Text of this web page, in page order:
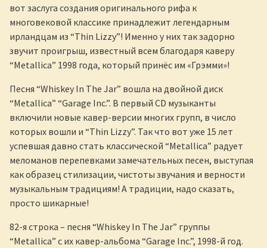
вот заслуга создания оригинального рифа к
многовековой классике принадлежит легендарным
ирландцам из “Thin Lizzy”! Именно у них так задорно
звучит проигрыш, известный всем благодаря каверу
“Metallica” 1998 года, который принёс им «Грэмми»!
Песня “Whiskey In The Jar” вошла на двойной диск
“Metallica” “Garage Inc.”. В первый CD музыканты
включили новые кавер-версии многих групп, в число
которых вошли и “Thin Lizzy”. Так что вот уже 15 лет
успевшая давно стать классической “Metallica” радует
меломанов перепевками замечательных песен, выступая
как образец стилизации, чистоты звучания и верности
музыкальным традициям! А традиции, надо сказать,
просто шикарные!
82-я строка – песня “Whiskey In The Jar” группы
“Metallica” с их кавер-альбома “Garage Inc.”, 1998-й год.